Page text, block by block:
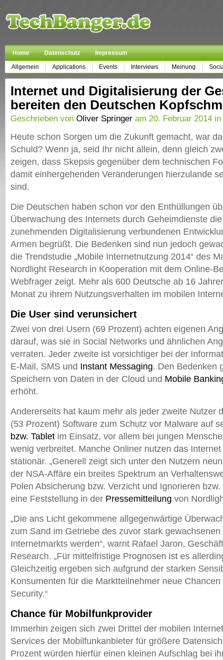
Home Datenschutz
Impressum
Allgemein
Applications Events Interviews Meinung
Internet und Digitalisierung der
bereiten den Deutschen
Geschrieben von Oliver Springer am 20. Februar 2014
Heute schon Sorgen um die Zukunft gemacht, war
Schuld? Wenn ja, seid Ihr nicht allein, denn gleich
zeigen, dass Skepsis gegenüber dem technischen
damit einhergehenden Veränderungen hierzulande
sind.
Die Deutschen haben schon vor den Enthüllungen
Überwachung des Internets durch Geheimdienste
zunehmenden Digitalisierung verbundenen
Armen begrüßt. Die Bedenken sind nun jedoch
die Trendstudie „Mobile Internetnutzung 2014“ des
Nordlight Research in Kooperation mit dem Online-
Webfrager zeigt. Mehr als 600 Deutsche ab 16
Monat zu ihrem Nutzungsverhalten im mobilen
Die User sind verunsichert
Zwei von drei Usern (69 Prozent) achten eigenen
darauf, was sie in Social Networks und ähnlichen
verraten. Jeder zweite ist vorsichtiger bei der
E-Mail, SMS und Instant Messaging. Den Bedenken
Speichern von Daten in der Cloud und Mobile
erhöht.
Andererseits hat kaum mehr als jeder zweite Nutzer
(53 Prozent) Software zum Schutz vor Malware auf
bzw. Tablet im Einsatz, vor allem bei jungen
wenig verbreitet. Manche Onliner nutzen das
stationär. „Generell zeigt sich unter den Nutzern
der NSA-Affäre ein breites Spektrum an
Polen Absicherung bzw. Verzicht und Ignorieren
eine Feststellung in der Pressemitteilung von
„Die ans Licht gekommene allgegenwärtige
zum Sand im Getriebe des zuvor stark gewachsenen
Internetmarkts werden“, warnt Rafael Jaron,
Research. „Für mittelfristige Prognosen ist es
Gleichzeitig ergeben sich aufgrund der starken
Konsumenten für die Marktteilnehmer neue
Security.“
Chance für Mobilfunkprovider
Immerhin zeigen sich zwei Drittel der mobilen
Services der Mobilfunkanbieter für größere
Prozent würden hierfür einen kleinen Aufschlag bei